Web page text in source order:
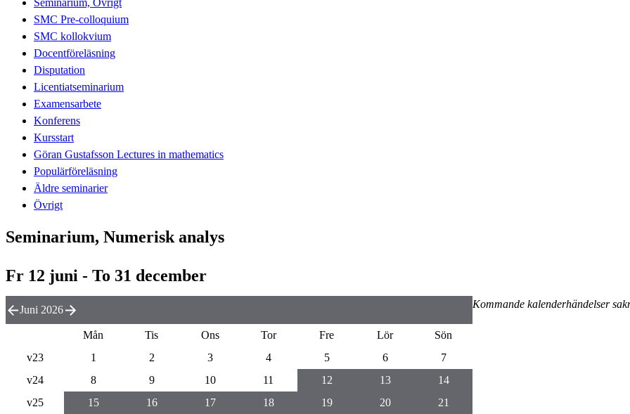
SMC Pre-colloquium
SMC kollokvium
Docentföreläsning
Disputation
Licentiatseminarium
Examensarbete
Konferens
Kursstart
Göran Gustafsson Lectures in mathematics
Populärföreläsning
Äldre seminarier
Övrigt
Seminarium, Numerisk analys
Fr 12 juni - To 31 december
Kommande kalenderhändelser
Juni 2026
Mån Tis Ons Tor Fre Lör
Sön
v23
1 2 3 4 5 6
7
v24
8 9 10 11 12 13
14
v25
15 16 17 18 19 20
21